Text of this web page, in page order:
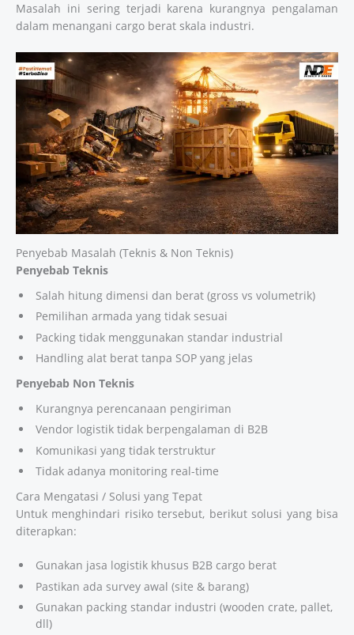
Masalah ini sering terjadi karena kurangnya pengalaman
dalam menangani cargo berat skala industri.
Penyebab Masalah (Teknis & Non Teknis)
Penyebab Teknis
Salah hitung dimensi dan berat (gross vs volumetrik)
Pemilihan armada yang tidak sesuai
Packing tidak menggunakan standar industrial
Handling alat berat tanpa SOP yang jelas
Penyebab Non Teknis
Kurangnya perencanaan pengiriman
Vendor logistik tidak berpengalaman di B2B
Komunikasi yang tidak terstruktur
Tidak adanya monitoring real-time
Cara Mengatasi / Solusi yang Tepat
Untuk menghindari risiko tersebut, berikut solusi yang bisa
diterapkan:
Gunakan jasa logistik khusus B2B cargo berat
Pastikan ada survey awal (site & barang)
Gunakan packing standar industri (wooden crate, pallet,
dll)